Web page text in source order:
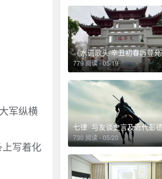
军纵横
写着化
779 阅读 - 05/19
730 阅读 - 05/20